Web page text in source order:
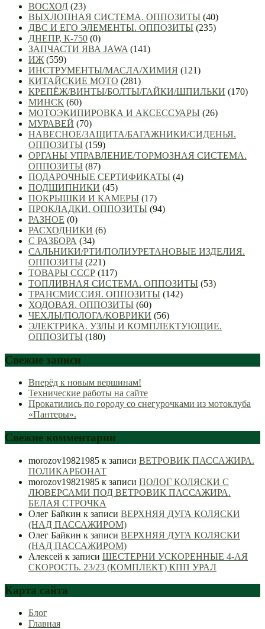
ВОСХОД (23)
ВЫХЛОПНАЯ СИСТЕМА. ОППОЗИТЫ (40)
ДВС И ЕГО ЭЛЕМЕНТЫ. ОППОЗИТЫ (235)
ДНЕПР, К-750 (0)
ЗАПЧАСТИ ЯВА JAWA (141)
ИЖ (559)
ИНСТРУМЕНТЫ/МАСЛА/ХИМИЯ (121)
КИТАЙСКИЕ МОТО (281)
КРЕПЁЖ/ВИНТЫ/БОЛТЫ/ГАЙКИ/ШПИЛЬКИ (170)
МИНСК (60)
МОТОЭКИПИРОВКА И АКСЕССУАРЫ (26)
МУРАВЕЙ (70)
НАВЕСНОЕ/ЗАЩИТА/БАГАЖНИКИ/СИДЕНЬЯ.
ОППОЗИТЫ (159)
ОРГАНЫ УПРАВЛЕНИЕ/ТОРМОЗНАЯ СИСТЕМА.
ОППОЗИТЫ (87)
ПОДАРОЧНЫЕ СЕРТИФИКАТЫ (4)
ПОДШИПНИКИ (45)
ПОКРЫШКИ И КАМЕРЫ (17)
ПРОКЛАДКИ. ОППОЗИТЫ (94)
РАЗНОЕ (0)
РАСХОДНИКИ (6)
С РАЗБОРА (34)
САЛЬНИКИ/РТИ/ПОЛИУРЕТАНОВЫЕ ИЗДЕЛИЯ.
ОППОЗИТЫ (221)
ТОВАРЫ СССР (117)
ТОПЛИВНАЯ СИСТЕМА. ОППОЗИТЫ (53)
ТРАНСМИССИЯ. ОППОЗИТЫ (142)
ХОДОВАЯ. ОППОЗИТЫ (60)
ЧЕХЛЫ/ПОЛОГА/КОВРИКИ (56)
ЭЛЕКТРИКА. УЗЛЫ И КОМПЛЕКТУЮЩИЕ.
ОППОЗИТЫ (180)
Свежие записи
Вперёд к новым вершинам!
Технические работы на сайте
Прокатились по городу со снегурочками из мотоклуба
«Пантеры».
Свежие комментарии
morozov19821985 к записи ВЕТРОВИК ПАССАЖИРА.
ПОЛИКАРБОНАТ
morozov19821985 к записи ПОЛОГ КОЛЯСКИ С
ЛЮВЕРСАМИ ПОД ВЕТРОВИК ПАССАЖИРА.
БЕЛАЯ СТРОЧКА
Олег Байкин к записи ВЕРХНЯЯ ДУГА КОЛЯСКИ
(НАД ПАССАЖИРОМ)
Олег Байкин к записи ВЕРХНЯЯ ДУГА КОЛЯСКИ
(НАД ПАССАЖИРОМ)
Алексей к записи ШЕСТЕРНИ УСКОРЕННЫЕ 4-АЯ
СКОРОСТЬ. 23/23 (КОМПЛЕКТ) КПП УРАЛ
Карта сайта
Блог
Главная